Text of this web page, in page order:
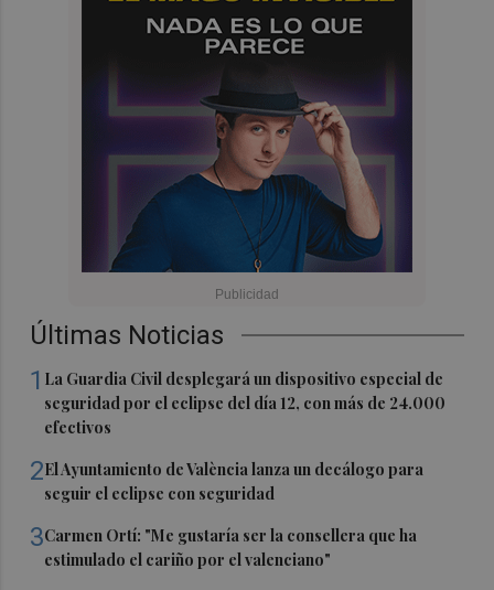
Últimas Noticias
1 La Guardia Civil desplegará un dispositivo especial de
seguridad por el eclipse del día 12, con más de 24.000
efectivos
2El Ayuntamiento de València lanza un decálogo para
seguir el eclipse con seguridad
3Carmen Ortí: "Me gustaría ser la consellera que ha
estimulado el cariño por el valenciano"